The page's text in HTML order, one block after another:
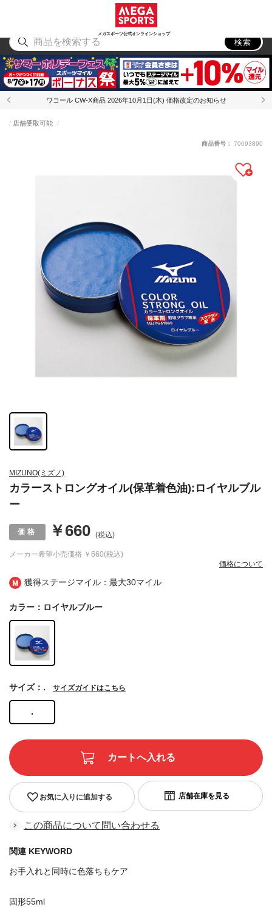
メガスポーツ公式オンラインショップ
アウトドア
検索
ワコール CW-X商品 2026年10月1日(木) 価格改定のお知らせ
獲得ステージマイル：最大30マイル
MIZUNO(ミズノ)
カラーストロングオイル(保革着色油):ロイヤルブル
ー
店舗受取可能
メーカー希望小売価格 ￥660(税込)
￥660 (税込)
価格について
商品番号： 70693890
カラー：ロイヤルブルー
.
サイズ：. サイズガイドはこちら
お気に入りに追加する
この商品について問い合わせる
関連 KEYWORD
お手入れと同時に色落ちもケア
固形55ml